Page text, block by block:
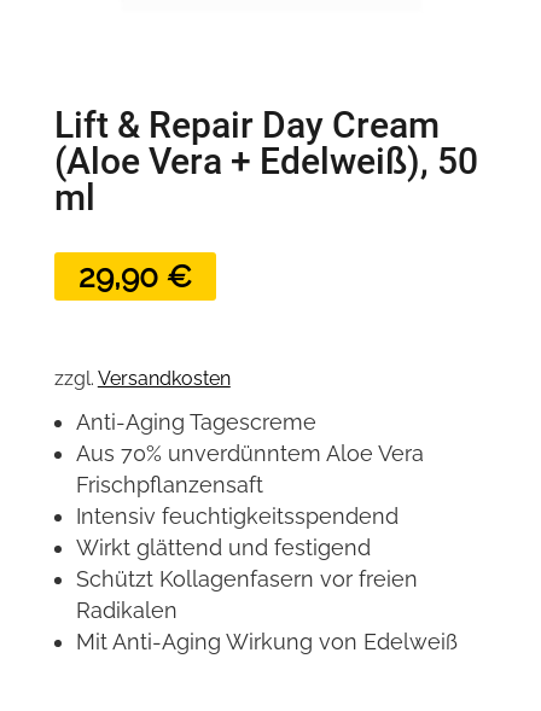
Lift & Repair Day Cream
(Aloe Vera + Edelweiß), 50
ml
29,90 €
zzgl. Versandkosten
Anti-Aging Tagescreme
Aus 70% unverdünntem Aloe Vera
Frischpflanzensaft
Intensiv feuchtigkeitsspendend
Wirkt glättend und festigend
Schützt Kollagenfasern vor freien
Radikalen
Mit Anti-Aging Wirkung von Edelweiß